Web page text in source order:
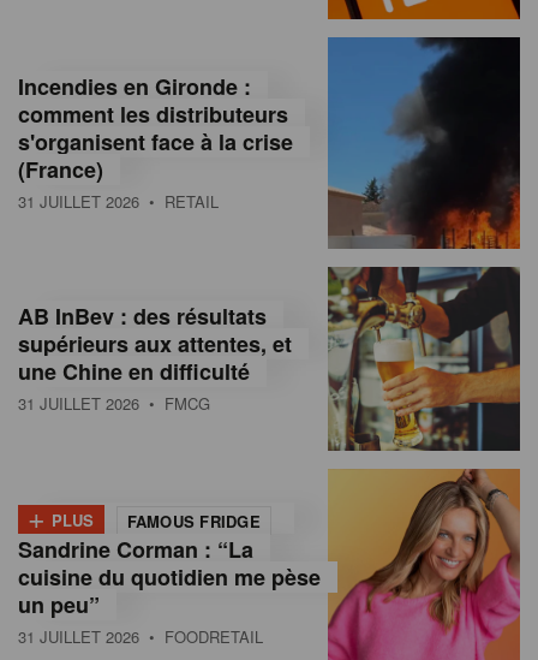
n
e
n
o
m
a
Incendies en Gironde :
comment les distributeurs
s'organisent face à la crise
(France)
31 JUILLET 2026 • RETAIL
AB InBev : des résultats
supérieurs aux attentes, et
une Chine en difficulté
31 JUILLET 2026 • FMCG
+ PLUS FAMOUS FRIDGE
Sandrine Corman : “La
cuisine du quotidien me pèse
un peu”
31 JUILLET 2026 • FOODRETAIL